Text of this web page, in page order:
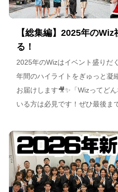
【総集編】2025年の
る！
2025年のWizはイベント盛りだ
年間のハイライトをぎゅっと凝
お届けします🎥✨「Wizってど
いる方は必見です！ぜひ最後ま